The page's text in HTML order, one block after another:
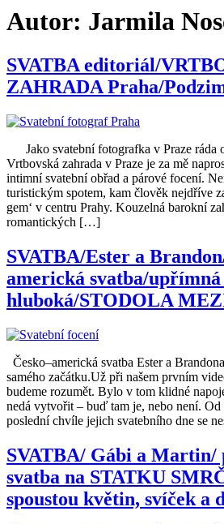
Autor: Jarmila
SVATBA editoriál/
ZAHRADA Praha/
Jako svatební fotografka v Praze ráda
Vrtbovská zahrada v Praze je za mě
intimní svatební obřad a párové focení.
turistickým spotem, kam člověk nejdříve
gem‘ v centru Prahy. Kouzelná barokní
romantických […]
SVATBA/Ester a
americká svatba/upřímná
hluboká/STODOLA
Česko–americká svatba Ester a
samého začátku.Už při našem prvním
budeme rozumět. Bylo v tom klidné
nedá vytvořit – buď tam je, nebo není.
poslední chvíle jejich svatebního dne se
SVATBA/ Gábi a Martin/
svatba na STATKU
spoustou květin, svíček a